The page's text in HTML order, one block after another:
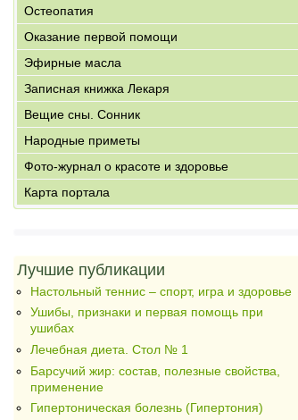
Остеопатия
Оказание первой помощи
Эфирные масла
Записная книжка Лекаря
Вещие сны. Сонник
Народные приметы
Фото-журнал о красоте и здоровье
Карта портала
Лучшие публикации
Настольный теннис – спорт, игра и здоровье
Ушибы, признаки и первая помощь при
ушибах
Лечебная диета. Стол № 1
Барсучий жир: состав, полезные свойства,
применение
Гипертоническая болезнь (Гипертония)